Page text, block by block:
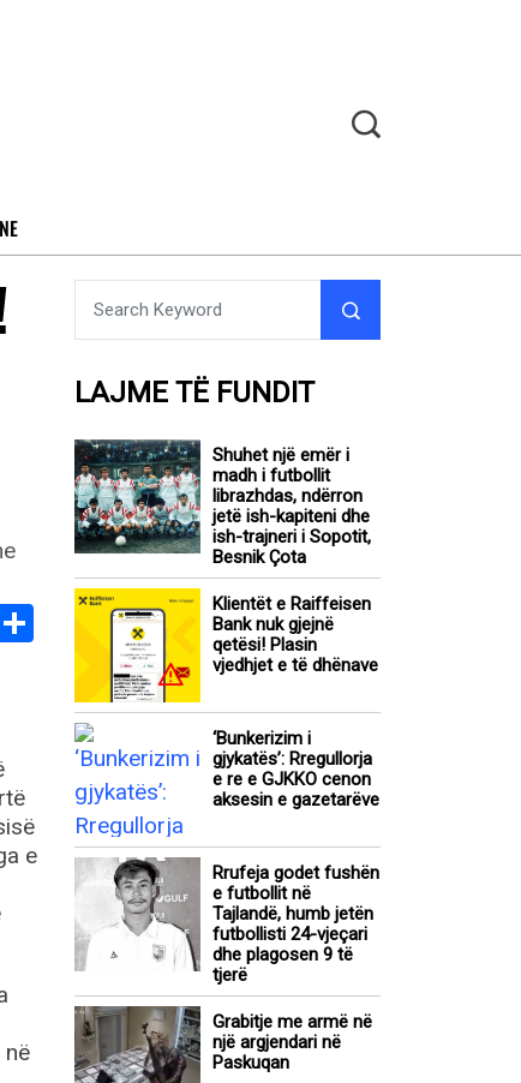
Share
e
në
LAJME TË FUNDIT
Shuhet një emër i
madh i futbollit
librazhdas, ndërron
jetë ish-kapiteni dhe
ish-trajneri i Sopotit,
Besnik Çota
Klientët e Raiffeisen
Bank nuk gjejnë
qetësi! Plasin
vjedhjet e të dhënave
‘Bunkerizim i
gjykatës’: Rregullorja
e re e GJKKO cenon
aksesin e gazetarëve
Rrufeja godet fushën
e futbollit në
Tajlandë, humb jetën
futbollisti 24-vjeçari
dhe plagosen 9 të
tjerë
Grabitje me armë në
një argjendari në
Paskuqan